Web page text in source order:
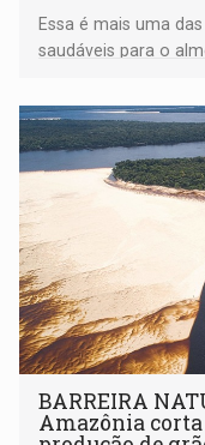
Essa é mais uma
saudáveis para o
BARREIRA
Amazônia corta